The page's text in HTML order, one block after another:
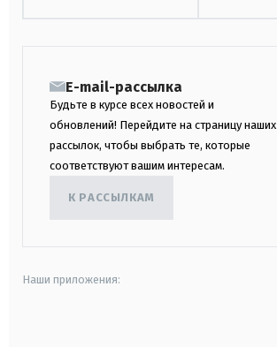
E-mail-рассылка
Будьте в курсе всех новостей и
обновлений! Перейдите на страницу наших
рассылок, чтобы выбрать те, которые
соответствуют вашим интересам.
К РАССЫЛКАМ
Наши приложения: